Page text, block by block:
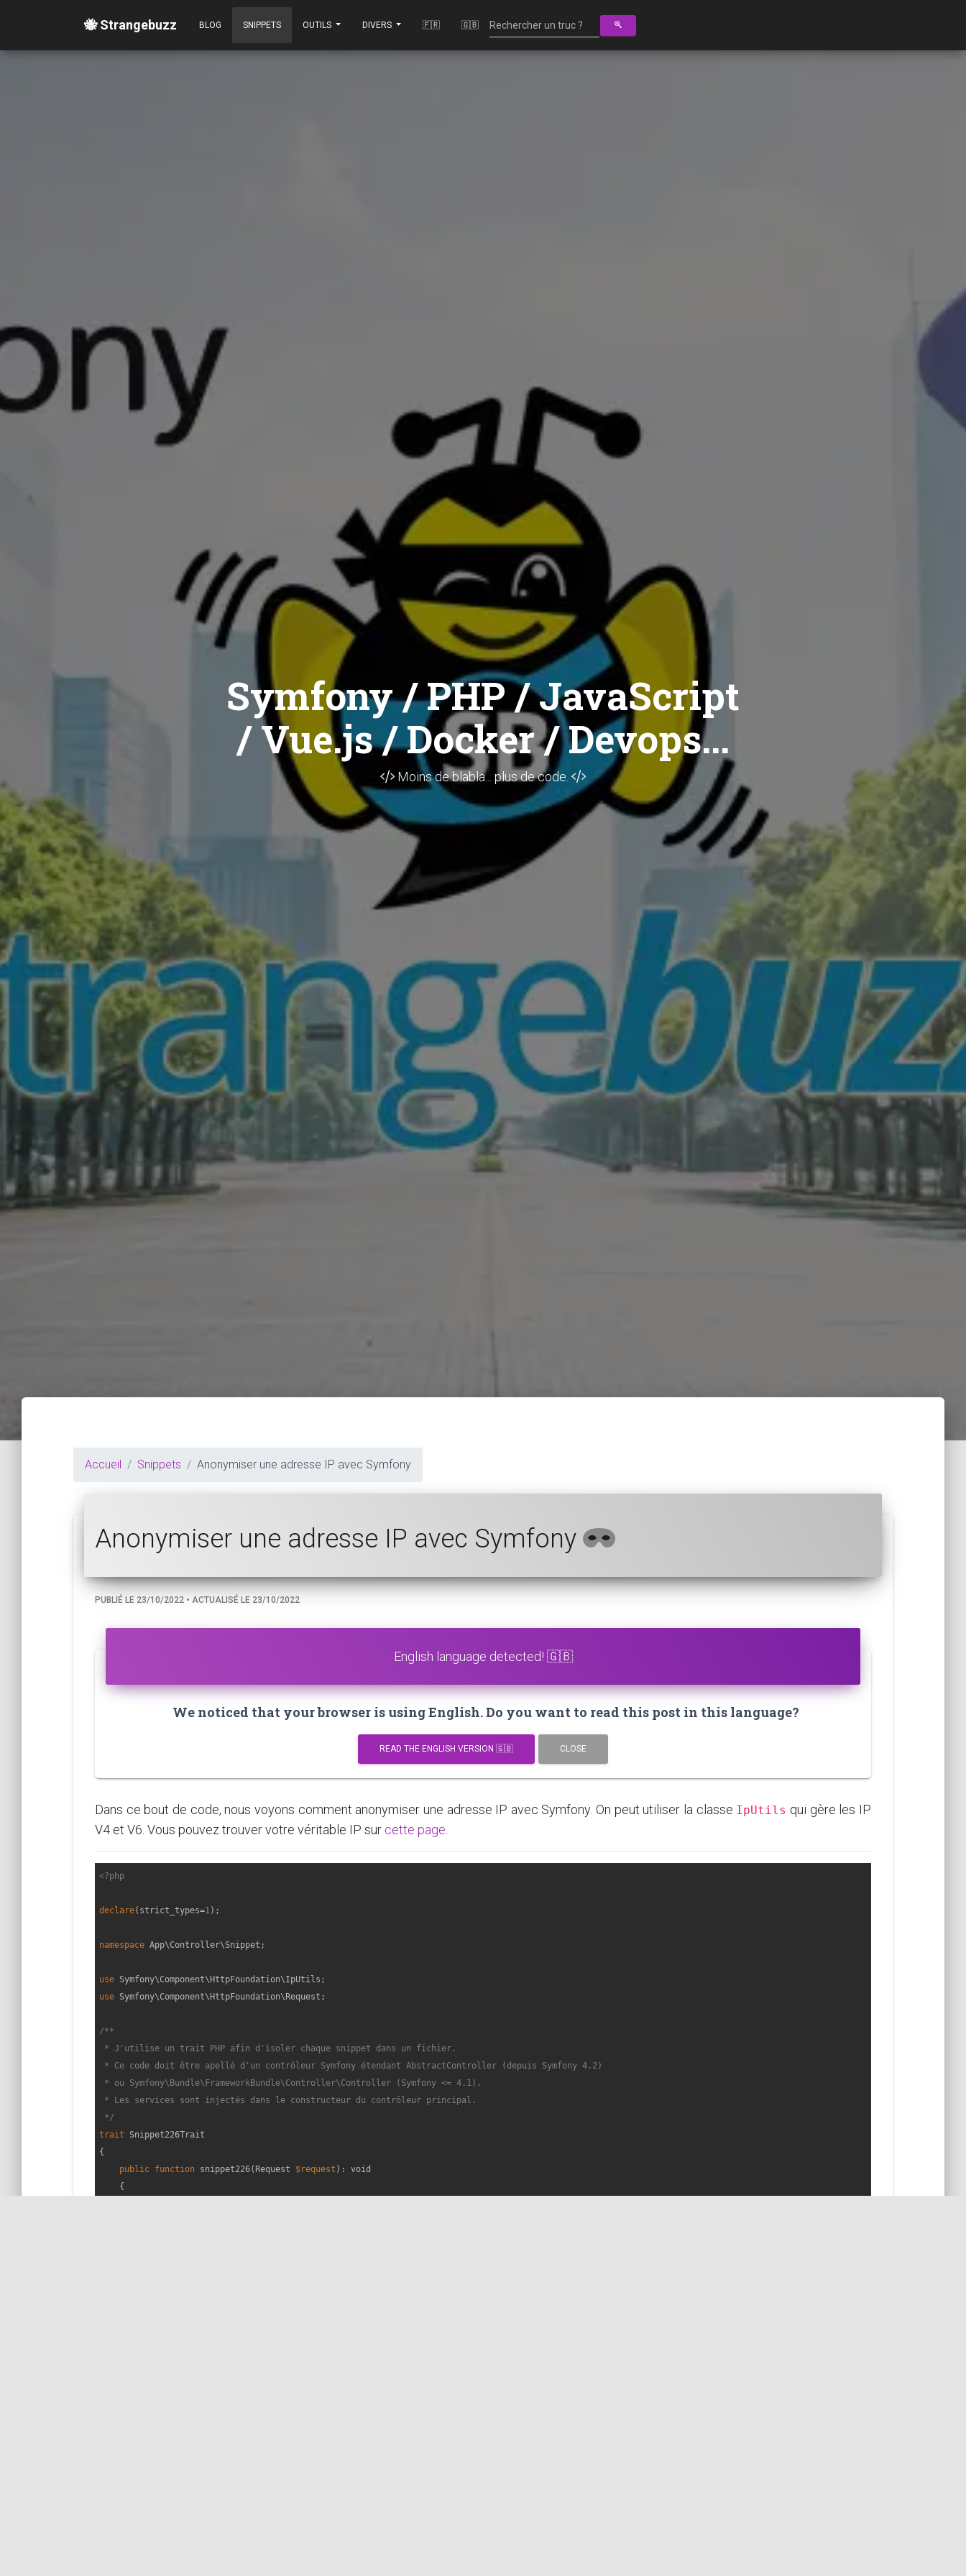
🐝 Strangebuzz BLOG SNIPPETS OUTILS DIVERS 🇫🇷 🇬🇧
Symfony / PHP / JavaScript
/ Vue.js / Docker / Devops...
Moins de blabla... plus de code.
Accueil Snippets Anonymiser une adresse IP avec Symfony
Anonymiser une adresse IP avec Symfony
PUBLIÉ LE 23/10/2022 • ACTUALISÉ LE 23/10/2022
English language detected! 🇬🇧
We noticed that your browser is using English. Do you want to read this post in this language?
READ THE ENGLISH VERSION 🇬🇧 CLOSE
Dans ce bout de code, nous voyons comment anonymiser une adresse IP avec Symfony. On peut utiliser la classe IpUtils qui gère les IP
V4 et V6. Vous pouvez trouver votre véritable IP sur cette page
<?php
declare(strict_types=1);
namespace App\Controller\Snippet ;
use Symfony\Component\HttpFoundation\IpUtils
use Symfony\Component\HttpFoundation\Request ;
/**
* J'utilise un trait PHP afin d'isoler chaque snippet dans un fichier.
* Ce code doit être apellé d'un contrôleur Symfony étendant AbstractController (depuis Symfony 4.2)
* ou Symfony\Bundle\FrameworkBundle\Controller\Controller (Symfony <= 4.1).
* Les services sont injectés dans le constructeur du contrôleur principal.
*/
trait
Snippet226Trait
{
public function snippet226( Request $request ): void
{